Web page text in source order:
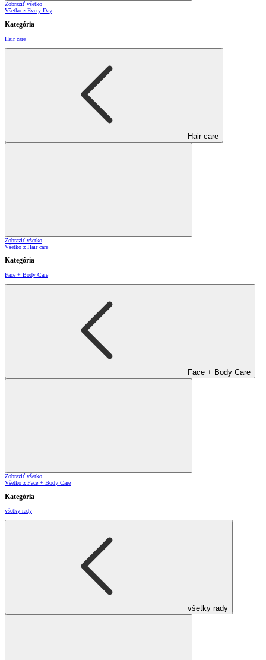
Zobraziť všetko
Všetko z Every Day
Kategória
Hair care
Hair care
Zobraziť všetko
Všetko z Hair care
Kategória
Face + Body Care
Face + Body Care
Zobraziť všetko
Všetko z Face + Body Care
Kategória
všetky rady
všetky rady